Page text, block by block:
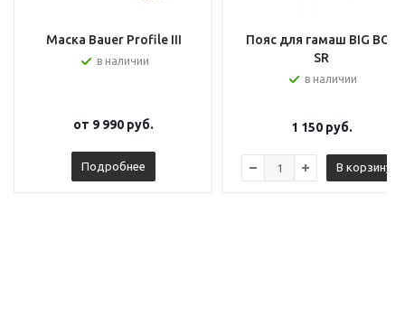
Маска Bauer Profile III
в наличии
от 9 990 руб.
Подробнее
Пояс для гамаш BIG BOY
SR
в наличии
1 150руб.
В корзину